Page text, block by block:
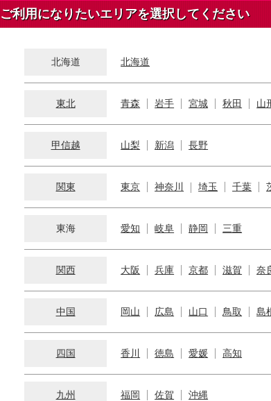
ご利用になりたいエリアを選択してください
北海道 北海道
東北 青森 岩手 宮城 秋田 山
甲信越 山梨 新潟 長野
関東 東京 神奈川 埼玉 千葉
東海 愛知 岐阜 静岡 三重
関西 大阪 兵庫 京都 滋賀 奈
中国 岡山 広島 山口 鳥取 島
四国 香川 徳島 愛媛 高知
九州 福岡 佐賀 沖縄